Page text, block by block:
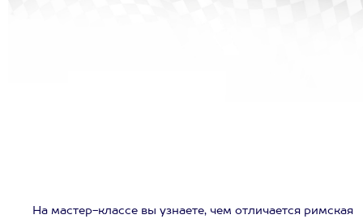
На мастер-классе вы узнаете, чем отличается римская